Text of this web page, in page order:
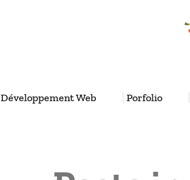
Développement Web Porfolio